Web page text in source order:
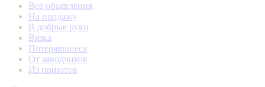
Все объявления
На продажу
В добрые руки
Вязка
Потерявшиеся
От заводчиков
Из приютов